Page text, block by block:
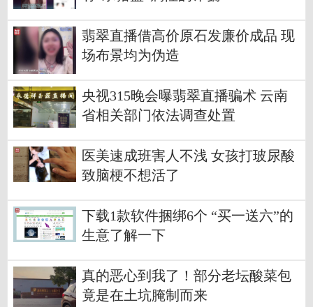
翡翠直播借高价原石发廉价成品 现
场布景均为伪造
央视315晚会曝翡翠直播骗术 云南
省相关部门依法调查处置
医美速成班害人不浅 女孩打玻尿酸
致脑梗不想活了
下载1款软件捆绑6个 “买一送六”的
生意了解一下
真的恶心到我了！部分老坛酸菜包
竟是在土坑腌制而来